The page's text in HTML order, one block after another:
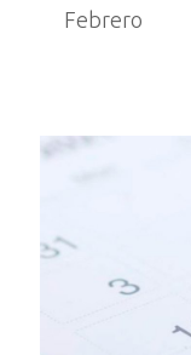
Febrero